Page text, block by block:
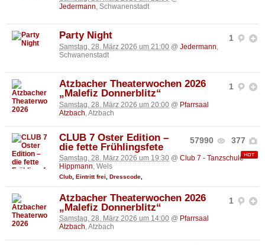
Jedermann , Schwanenstadt
1
Party Night
Samstag, 28. März 2026 um 21:00 @ Jedermann
Schwanenstadt
1
Atzbacher Theaterwochen 2026
„Malefiz Donnerblitz“
Samstag, 28. März 2026 um 20:00 @ Pfarrsaal
Atzbach , Atzbach
57990 377
CLUB 7 Oster Edition –
die fette Frühlingsfete
Samstag, 28. März 2026 um 19:30 @ Club 7 - Tanzschule
Hippmann, Wels
Club Eintritt frei Dresscode
1
Atzbacher Theaterwochen 2026
„Malefiz Donnerblitz“
Samstag, 28. März 2026 um 14:00 @ Pfarrsaal
Atzbach, Atzbach